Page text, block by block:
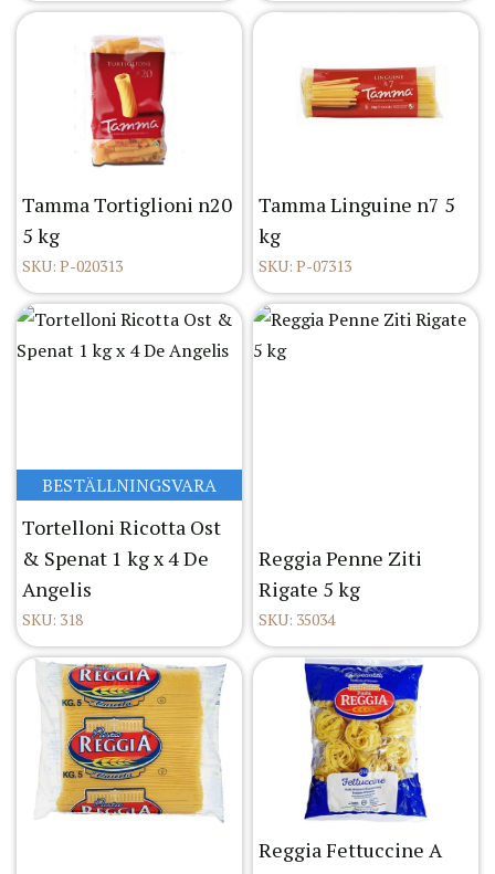
Tamma Tortiglioni n20
5 kg
SKU: P-020313
Tamma Linguine n7 5
kg
SKU: P-07313
BESTÄLLNINGSVARA
Tortelloni Ricotta Ost
& Spenat 1 kg x 4 De
Angelis
SKU: 318
Reggia Penne Ziti
Rigate 5 kg
SKU: 35034
Reggia Fettuccine A